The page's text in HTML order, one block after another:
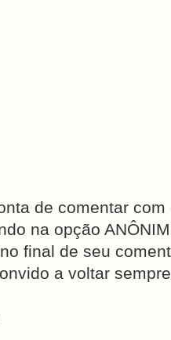
de comentar
na opção
final de seu
a voltar